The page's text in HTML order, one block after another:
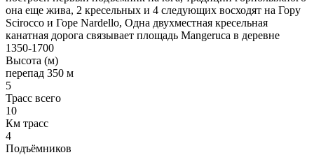
она еще жива, 2 кресельных и 4 следующих восходят на Гору
Scirocco и Горе Nardello, Одна двухместная кресельная
канатная дорога связывает площадь Mangeruca в деревне
1350-1700
Высота (м)
перепад 350 м
5
Трасс всего
10
Км трасс
4
Подъёмников